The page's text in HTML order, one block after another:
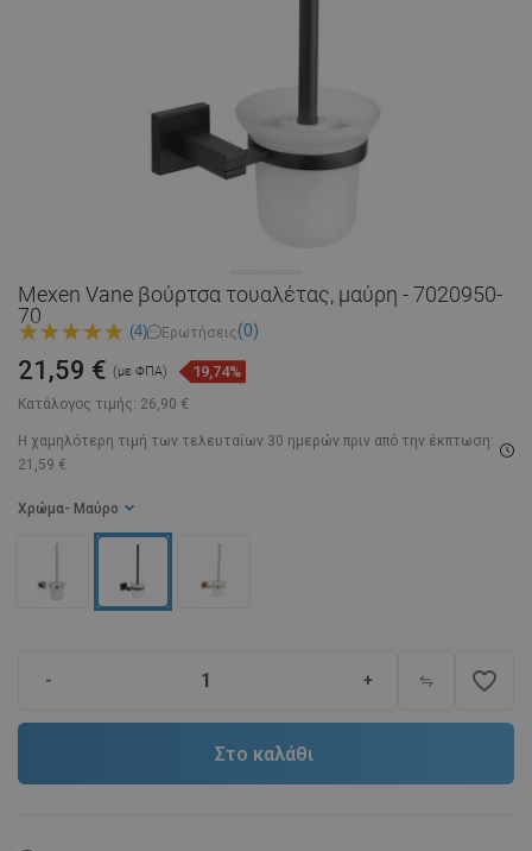
Mexen Vane βούρτσα τουαλέτας, μαύρη - 7020950-
70
(4) Ερωτήσεις(0)
Κατάλογος τιμής: 26,90 €
21,59 € (με ΦΠΑ) 19,74%
Η χαμηλότερη τιμή των τελευταίων 30 ημερών πριν από την έκπτωση:
21,59 €
Χρώμα - Μαύρο
- + favorite_border
Στο καλάθι